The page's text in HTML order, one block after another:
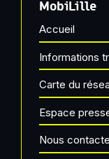
MobiLille
Accueil
Informations
Carte du
Espace
Nous